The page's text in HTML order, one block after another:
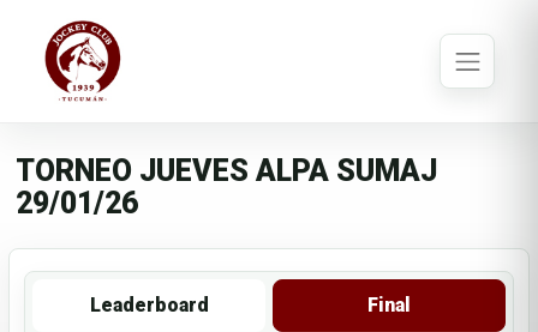
TORNEO JUEVES ALPA SUMAJ
29/01/26
Leaderboard Final